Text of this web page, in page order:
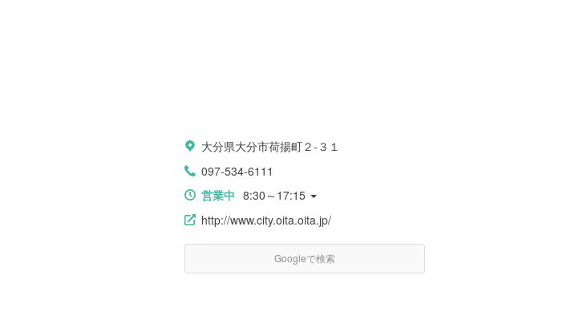
大分県大分市荷揚町２-３１
097-534-6111
営業中 8:30～17:15
http://www.city.oita.oita.jp/
Googleで検索